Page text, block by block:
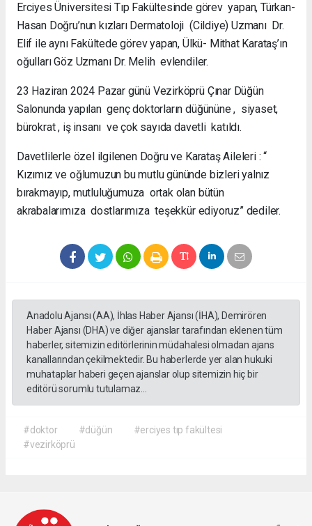
Erciyes Üniversitesi Tıp Fakültesinde görev yapan, Türkan-
Hasan Doğru’nun kızları Dermatoloji (Cildiye) Uzmanı Dr.
Elif ile aynı Fakültede görev yapan, Ülkü- Mithat Karataş’ın
oğulları Göz Uzmanı Dr. Melih evlendiler.
23 Haziran 2024 Pazar günü Vezirköprü Çınar Düğün
Salonunda yapılan genç doktorların düğününe , siyaset,
bürokrat , iş insanı ve çok sayıda davetli katıldı.
Davetlilerle özel ilgilenen Doğru ve Karataş Aileleri : “
Kızımız ve oğlumuzun bu mutlu gününde bizleri yalnız
bırakmayıp, mutluluğumuza ortak olan bütün
akrabalarımıza dostlarımıza teşekkür ediyoruz” dediler.
Anadolu Ajansı (AA), İhlas Haber Ajansı (İHA), Demirören
Haber Ajansı (DHA) ve diğer ajanslar tarafından eklenen tüm
haberler, sitemizin editörlerinin müdahalesi olmadan ajans
kanallarından çekilmektedir. Bu haberlerde yer alan hukuki
muhataplar haberi geçen ajanslar olup sitemizin hiç bir
editörü sorumlu tutulamaz...
#doktor #düğün
#erciyes tıp fakültesi
#vezirköprü